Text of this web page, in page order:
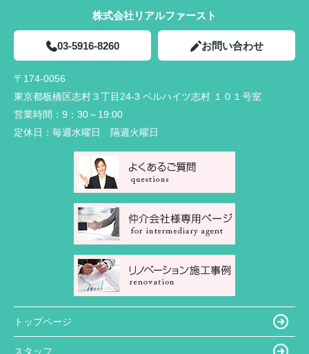
株式会社リアルファースト
03-5916-8260 お問い合わせ
〒174-0056
東京都板橋区志村３丁目24-3 ベルハイツ志村 １０１号室
営業時間： 9：30～19:00
定休日： 毎週水曜日 隔週火曜日
トップページ
スタッフ